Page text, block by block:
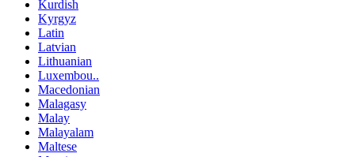
Kurdish
Kyrgyz
Latin
Latvian
Lithuanian
Luxembou..
Macedonian
Malagasy
Malay
Malayalam
Maltese